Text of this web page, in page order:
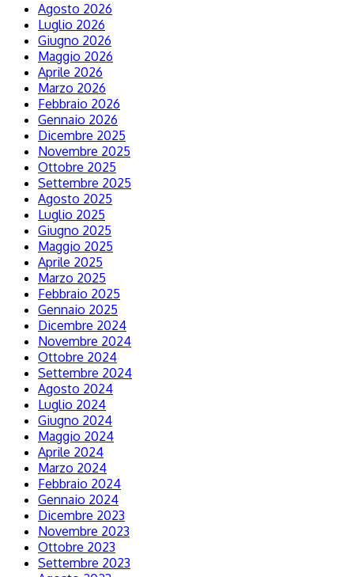
Agosto 2026
Luglio 2026
Giugno 2026
Maggio 2026
Aprile 2026
Marzo 2026
Febbraio 2026
Gennaio 2026
Dicembre 2025
Novembre 2025
Ottobre 2025
Settembre 2025
Agosto 2025
Luglio 2025
Giugno 2025
Maggio 2025
Aprile 2025
Marzo 2025
Febbraio 2025
Gennaio 2025
Dicembre 2024
Novembre 2024
Ottobre 2024
Settembre 2024
Agosto 2024
Luglio 2024
Giugno 2024
Maggio 2024
Aprile 2024
Marzo 2024
Febbraio 2024
Gennaio 2024
Dicembre 2023
Novembre 2023
Ottobre 2023
Settembre 2023